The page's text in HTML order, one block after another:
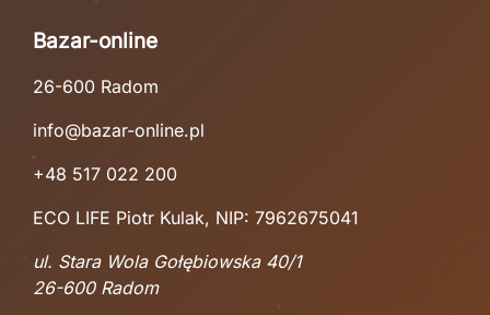
Bazar-online
26-600 Radom
info@bazar-online.pl
+48 517 022 200
ECO LIFE Piotr Kulak, NIP: 7962675041
ul. Stara Wola Gołębiowska 40/1
26-600 Radom